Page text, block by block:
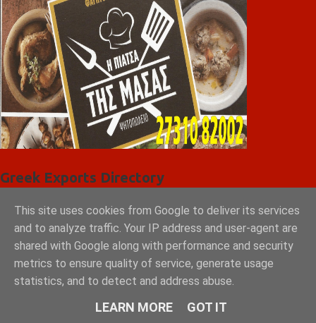
Greek Exports Directory
Φόρτωση...
GRAD ΔΙΕΘΝΗ ΜΕΣΙΤΙΚΑ ΓΡΑΦΕΙΑ ΑΘΗΝΑ
ΣΠΑΡΤΗ ΛΑΚΩΝΙΑ
This site uses cookies from Google to deliver its services
and to analyze traffic. Your IP address and user-agent are
shared with Google along with performance and security
metrics to ensure quality of service, generate usage
statistics, and to detect and address abuse.
LEARN MORE GOT IT